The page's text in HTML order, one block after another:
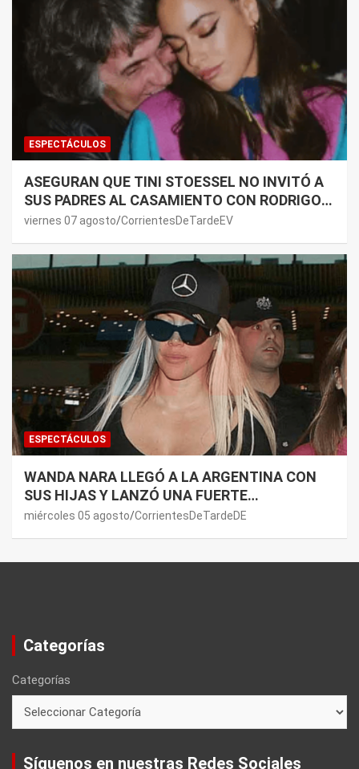
ESPECTÁCULOS
ASEGURAN QUE TINI STOESSEL NO INVITÓ A
SUS PADRES AL CASAMIENTO CON RODRIGO
DE PAUL: LOS MOTIVOS
viernes 07 agosto CorrientesDeTardeEV
ESPECTÁCULOS
WANDA NARA LLEGÓ A LA ARGENTINA CON
SUS HIJAS Y LANZÓ UNA FUERTE
PREMONICIÓN SOBRE MAURO ICARDI
miércoles 05 agosto CorrientesDeTardeDE
Categorías
Categorías
Síguenos en nuestras Redes Sociales